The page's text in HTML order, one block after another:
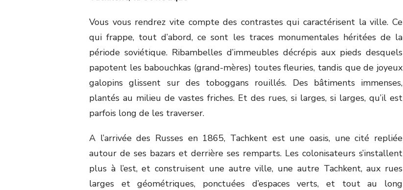
Vous vous rendrez vite compte des contrastes qui caractérisent la ville. Ce
qui frappe, tout d’abord, ce sont les traces monumentales héritées de la
période soviétique. Ribambelles d’immeubles décrépis aux pieds desquels
papotent les babouchkas (grand-mères) toutes fleuries, tandis que de joyeux
galopins glissent sur des toboggans rouillés. Des bâtiments immenses,
plantés au milieu de vastes friches. Et des rues, si larges, si larges, qu’il est
parfois long de les traverser.
A l’arrivée des Russes en 1865, Tachkent est une oasis, une cité repliée
autour de ses bazars et derrière ses remparts. Les colonisateurs s’installent
plus à l’est, et construisent une autre ville, une autre Tachkent, aux rues
larges et géométriques, ponctuées d’espaces verts, et tout au long